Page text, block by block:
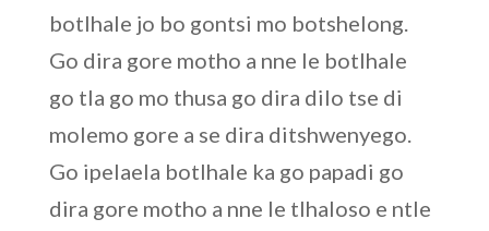
botlhale jo bo gontsi mo botshelong.
Go dira gore motho a nne le botlhale
go tla go mo thusa go dira dilo tse di
molemo gore a se dira ditshwenyego.
Go ipelaela botlhale ka go papadi go
dira gore motho a nne le tlhaloso e ntle